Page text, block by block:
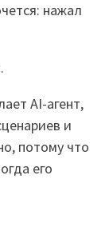
нажал
AI-агент,
и
потому что
его